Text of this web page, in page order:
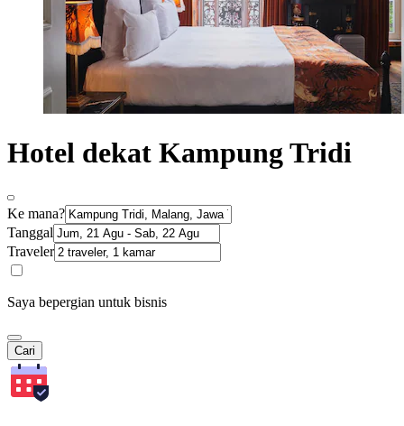
Hotel dekat Kampung Tridi
Ke mana?
Tanggal
Traveler
Saya bepergian untuk bisnis
Cari